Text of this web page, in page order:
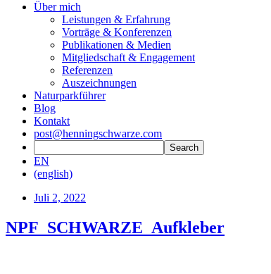
Über mich
Leistungen & Erfahrung
Vorträge & Konferenzen
Publikationen & Medien
Mitgliedschaft & Engagement
Referenzen
Auszeichnungen
Naturparkführer
Blog
Kontakt
post@henningschwarze.com
EN
(english)
Juli 2, 2022
NPF_SCHWARZE_Aufkleber